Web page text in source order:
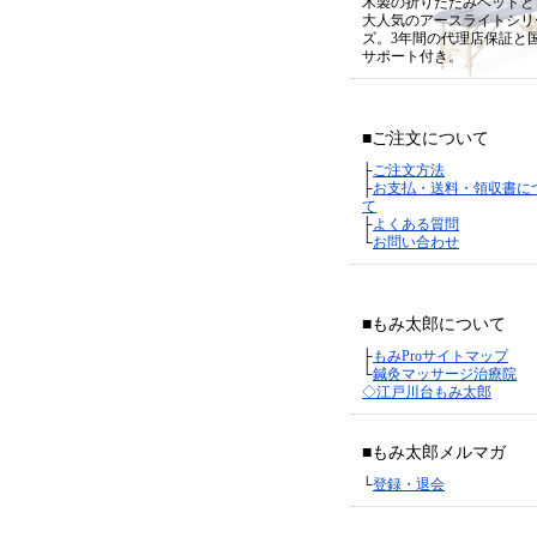
大人気のアースライトシ
ズ。3年間の代理店保証と
サポート付き。
■ご注文について
├ご注文方法
├お支払・送料・領収書に
て
├よくある質問
└お問い合わせ
■もみ太郎について
├もみProサイトマップ
└鍼灸マッサージ治療院
◇江戸川台もみ太郎
■もみ太郎メルマガ
└登録・退会